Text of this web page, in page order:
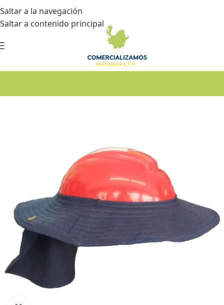
Saltar a la navegación
Saltar a contenido principal